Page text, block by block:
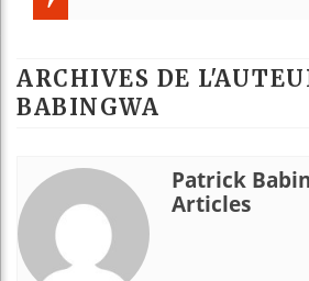
ARCHIVES DE
BABINGWA
Patrick
Articles